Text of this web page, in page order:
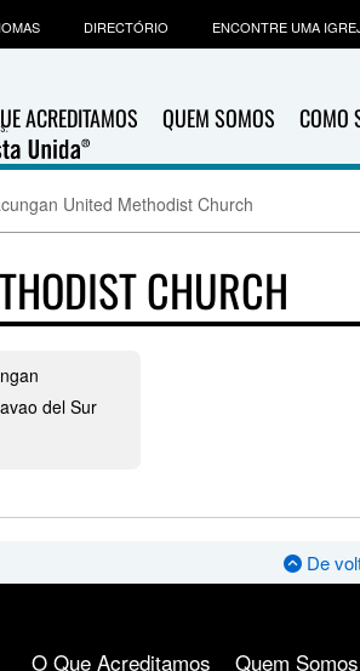
ACREDITAMOS QUEM SOMOS COMO
DIRECTÓRIO ENCONTRE UMA
United Methodist Church
CHURCH
del Sur
De
O Que Acreditamos Quem Somos